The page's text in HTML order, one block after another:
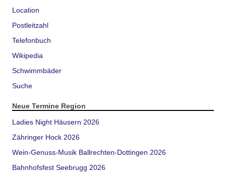
Location
Postleitzahl
Telefonbuch
Wikipedia
Schwimmbäder
Suche
Neue Termine Region
Ladies Night Häusern 2026
Zähringer Hock 2026
Wein-Genuss-Musik Ballrechten-Dottingen 2026
Bahnhofsfest Seebrugg 2026